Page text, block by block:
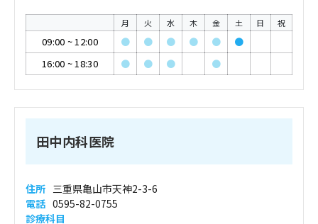
月 火 水 木 金 土 日 祝
09:00 ~12:00 ● ● ● ● ●
●
16:00 ~18:30 ● ● ● ●
田中内科医院
住所 三重県亀山市天神2-3-6
電話 0595-82-0755
診療科目